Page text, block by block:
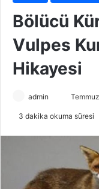
Bölücü
Vulpes
Hikayesi
admin
p
o
3 dakika okuma süresi